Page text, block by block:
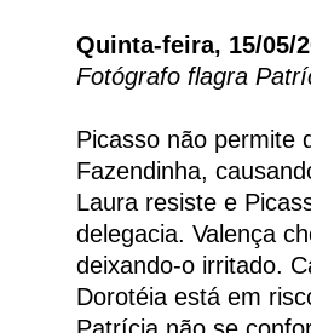
Quinta-feira, 15/05/
Fotógrafo flagra
Picasso não permite
Fazendinha,
Laura resiste e
delegacia. Valença
deixando-o irritado.
Dorotéia está em
Patrícia não se